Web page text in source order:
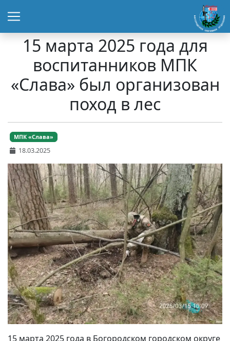
15 марта 2025 года для
воспитанников МПК
«Слава» был организован
поход в лес
МПК «Слава»
18.03.2025
15 марта 2025 года в Богородском городском округе